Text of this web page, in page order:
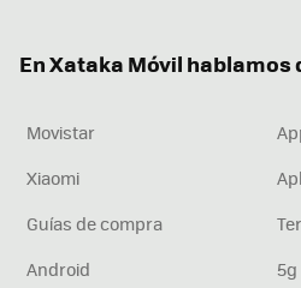
En Xataka Móvil hablamos
Movistar
Xiaomi
Guías de compra
Android
5g